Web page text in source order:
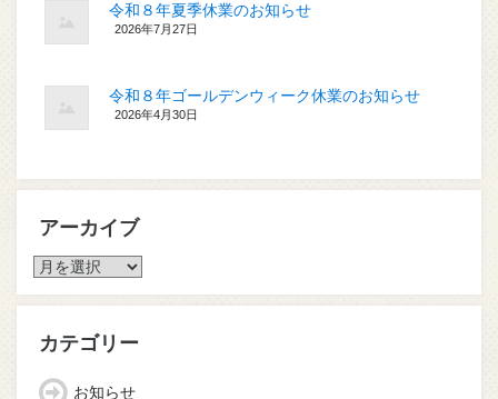
令和８年夏季休業のお知らせ
2026年7月27日
令和８年ゴールデンウィーク休業のお知らせ
2026年4月30日
アーカイブ
ア
カ
ブ
カテゴリー
お知らせ